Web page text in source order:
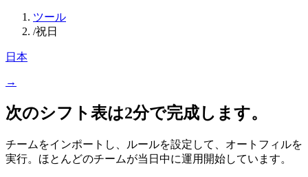
ツール
/祝日
日本
→
次のシフト表は2分で完成します。
チームをインポートし、ルールを設定して、オートフィルを
実行。ほとんどのチームが当日中に運用開始しています。